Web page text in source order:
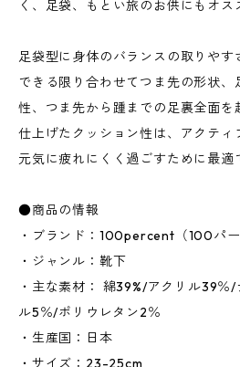
く、足袋、もとい旅のお供にもオス
足袋型に身体のバランスの取りやす
できる限り合わせてつま先の形状
性、つま先から踵までの足裏全面
仕上げたクッション性は、アクティ
元気に疲れにくく過ごすために最適
●商品の情報
・ブランド：100percent（100パ
・ジャンル：靴下
・主な素材： 綿39%/アクリル39％
ル5％/ポリウレタン2％
・生産国：日本
・サイズ：23-25cm